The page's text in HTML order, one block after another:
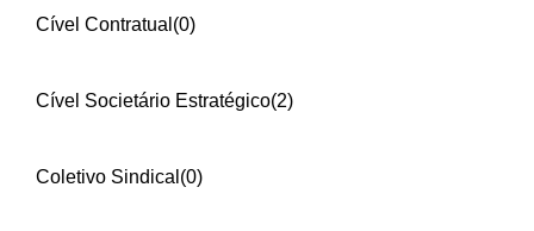
Cível Contratual (0)
Cível Societário Estratégico(2)
Coletivo Sindical (0)